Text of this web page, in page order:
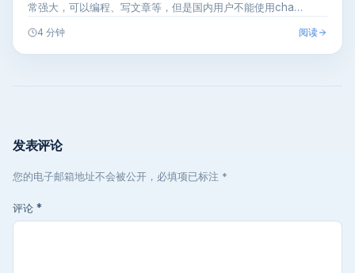
常强大，可以编程、写文章等，但是国内用户不能使用cha…
4 分钟 阅读
发表评论
您的电子邮箱地址不会被公开，必填项已标注 *
评论 *